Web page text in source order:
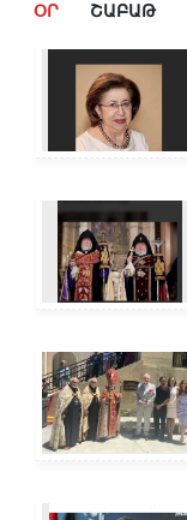
ՕՐ ՇԱԲԱԹ